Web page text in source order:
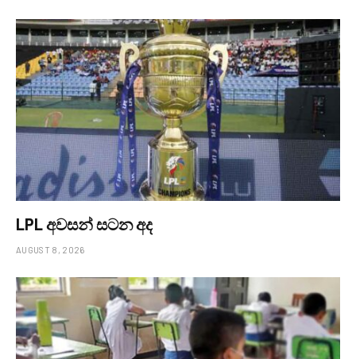
LPL අවසන් සටන අද
AUGUST 8, 2026